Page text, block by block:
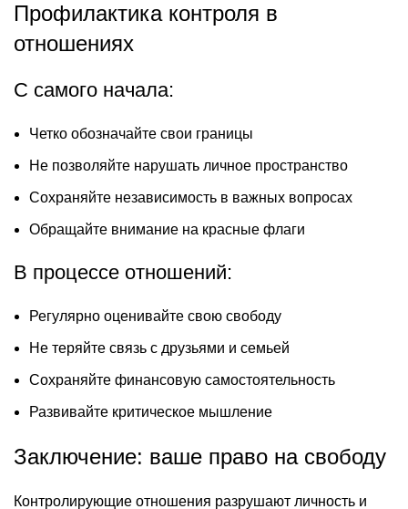
Профилактика контроля в
отношениях
С самого начала:
Четко обозначайте свои границы
Не позволяйте нарушать личное пространство
Сохраняйте независимость в важных вопросах
Обращайте внимание на красные флаги
В процессе отношений:
Регулярно оценивайте свою свободу
Не теряйте связь с друзьями и семьей
Сохраняйте финансовую самостоятельность
Развивайте критическое мышление
Заключение: ваше право на свободу
Контролирующие отношения разрушают личность и